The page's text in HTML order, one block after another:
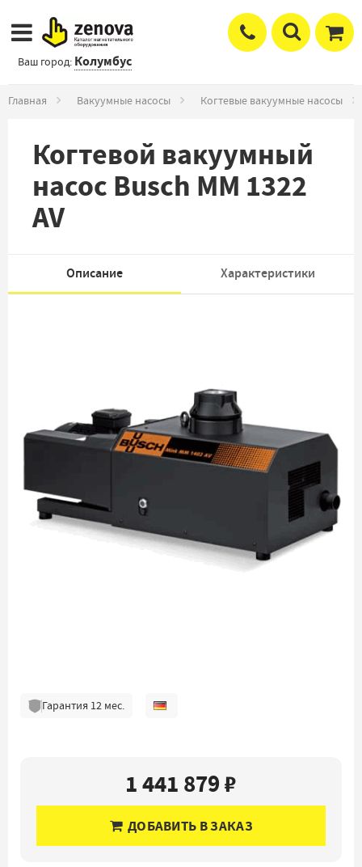
Ваш город: Колумбус
Главная Вакуумные насосы Когтевые вакуумные насосы
Когтевой вакуумный
насос Busch MM 1322
AV
Описание Характеристики
Гарантия 12мес.
1 441 879 ₽
ДОБАВИТЬ В ЗАКАЗ